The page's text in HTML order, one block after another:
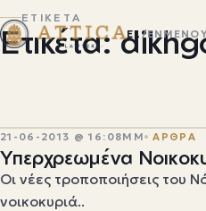
EL /EN ΜΕΝΟΎ
ΕΤΙΚΕΤΑ
Ετικέτα:
21-06-2013 @ 16:08ΜΜ ΑΡΘΡΑ
Υπερχρεωμένα
Οι νέες τροποποιήσεις του
νοικοκυριά..